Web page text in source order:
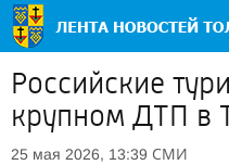
Российские
крупном ДТП в
25 мая 2026, 13:39 СМИ